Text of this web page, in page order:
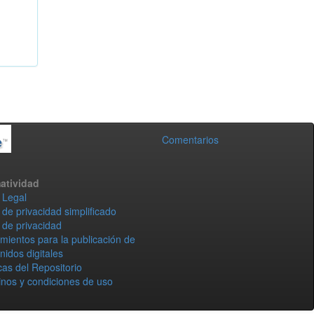
Comentarios
privacidad simplificado
privacidad
para la publicación de
digitales
del Repositorio
y condiciones de uso